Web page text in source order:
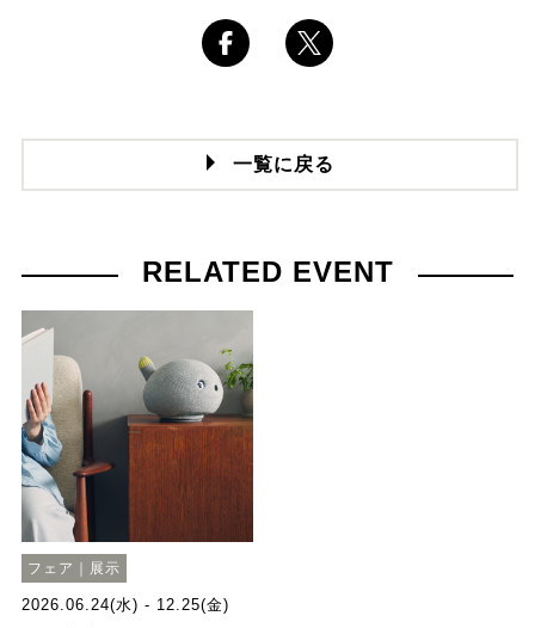
一覧に戻る
RELATED EVENT
フェア｜展示
2026.06.24(水) - 12.25(金)